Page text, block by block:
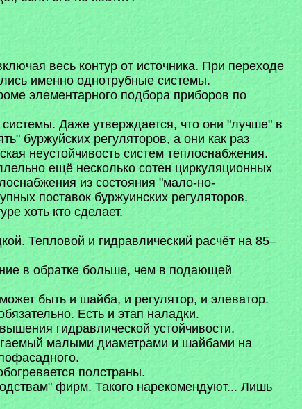
весь контур от источника. При переходе
именно однотрубные системы.
элементарного подбора приборов по
Даже утверждается, что они "лучше" в
буржуйских регуляторов, а они как раз
неустойчивость систем теплоснабжения.
ещё несколько сотен циркуляционных
из состояния "мало-но-
поставок буржуинских регуляторов.
хоть кто сделает.
Тепловой и гидравлический расчёт на 85–
в обратке больше, чем в подающей
быть и шайба, и регулятор, и элеватор.
Есть и этап наладки.
гидравлической устойчивости.
малыми диаметрами и шайбами на
полстраны.
фирм. Такого нарекомендуют... Лишь